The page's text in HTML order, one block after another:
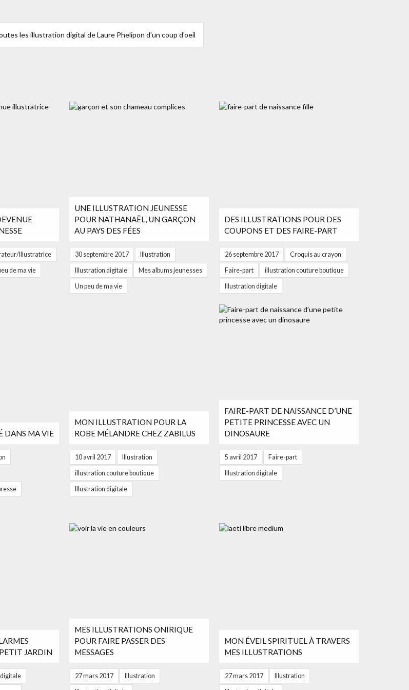
les illustration digital de Laure Phelipon d'un coup d'oeil
Illustratrice
de ma vie
UNE ILLUSTRATION JEUNESSE
POUR NATHANAËL, UN GARÇON
AU PAYS DES FÉES
30 septembre 2017 Illustration
Illustration digitale Mes albums jeunesses
Un peu de ma vie
DES ILLUSTRATIONS POUR DES
COUPONS ET DES FAIRE-PART
26 septembre 2017 Croquis au crayon
Faire-part illustration couture boutique
Illustration digitale
DANS MA VIE
MON ILLUSTRATION POUR LA
ROBE MÉLANDRE CHEZ ZABILUS
10 avril 2017 Illustration
illustration couture boutique
Illustration digitale
FAIRE-PART DE NAISSANCE D’UNE
PETITE PRINCESSE AVEC UN
DINOSAURE
5 avril 2017 Faire-part
Illustration digitale
JARDIN
digitale
MES ILLUSTRATIONS ONIRIQUE
POUR FAIRE PASSER DES
MESSAGES
27 mars 2017 Illustration
MON ÉVEIL SPIRITUEL À TRAVERS
MES ILLUSTRATIONS
27 mars 2017 Illustration